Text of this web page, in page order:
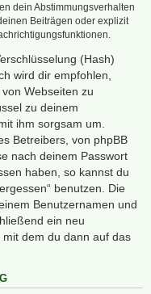
dein Abstimmungsverhalten
Beiträgen oder explizit
(Hash)
wird dir empfohlen,
Webseiten zu
zu deinem
ihm sorgsam um.
Betreibers, von phpBB
nach deinem Passwort
haben, so kannst du
benutzen. Die
Benutzernamen und
ein neu
dem du dann auf das